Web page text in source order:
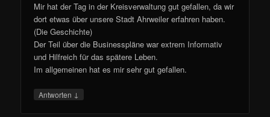
Mir hat der Tag in der Kreisverwaltung gut gefallen, da wir
dort etwas über unsere Stadt Ahrweiler erfahren haben.
(Die Geschichte)
Der Teil über die Businesspläne war extrem Informativ
und Hilfreich für das spätere Leben.
Im allgemeinen hat es mir sehr gut gefallen.
Antworten ↓